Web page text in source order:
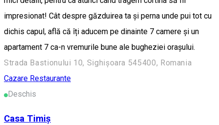
impresionat! Cât despre găzduirea ta și perna unde pui tot cu
dichis capul, află că îți aducem pe dinainte 7 camere și un
apartament 7 ca-n vremurile bune ale bugheziei orașului.
Strada Bastionului 10, Sighișoara 545400, Romania
Cazare Restaurante
Deschis
Casa Timiș